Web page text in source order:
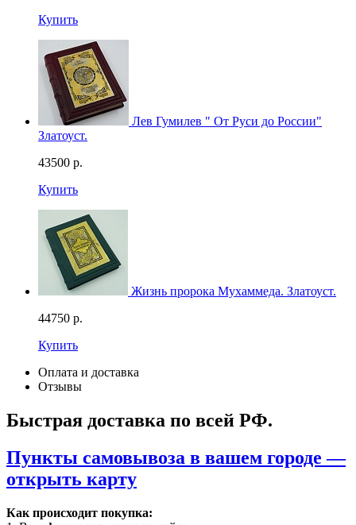
Купить
Лев Гумилев " От Руси до России"
Златоуст.
43500 р.
Купить
Жизнь пророка Мухаммеда. Златоуст.
44750 р.
Купить
Оплата и доставка
Отзывы
Быстрая доставка по всей РФ.
Пункты самовывоза в вашем городе —
открыть карту
Как происходит покупка: